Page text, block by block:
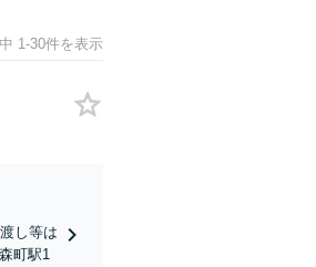
1-30件を表示
し等は
町駅1